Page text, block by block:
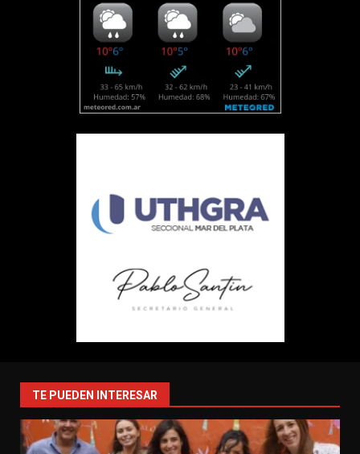
TE PUEDEN INTERESAR